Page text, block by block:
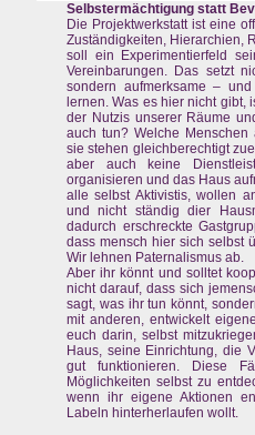
Selbstermächtigung statt
Die Projektwerkstatt ist eine
Zuständigkeiten, Hierarchien,
soll ein Experimentierfeld
Vereinbarungen. Das setzt
sondern aufmerksame –
lernen. Was es hier nicht gibt,
der Nutzis unserer Räume
auch tun? Welche
sie stehen gleichberechtigt
aber auch keine
organisieren und das Haus
alle selbst Aktivistis, wollen
und nicht ständig dier
dadurch erschreckte
dass mensch hier sich selbst
Wir lehnen Paternalismus ab.
Aber ihr könnt und solltet
nicht darauf, dass sich
sagt, was ihr tun könnt,
mit anderen, entwickelt
euch darin, selbst
Haus, seine Einrichtung, die
gut funktionieren. Diese
Möglichkeiten selbst zu
wenn ihr eigene Aktionen
Labeln hinterherlaufen wollt.